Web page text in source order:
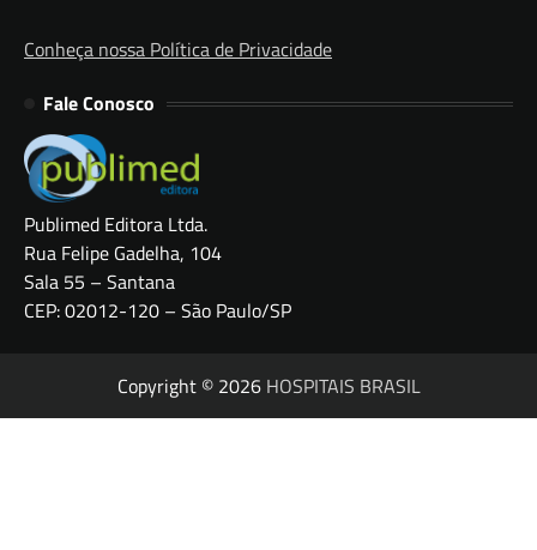
Conheça nossa Política de Privacidade
Fale Conosco
Publimed Editora Ltda.
Rua Felipe Gadelha, 104
Sala 55 – Santana
CEP: 02012-120 – São Paulo/SP
Copyright © 2026 HOSPITAIS BRASIL